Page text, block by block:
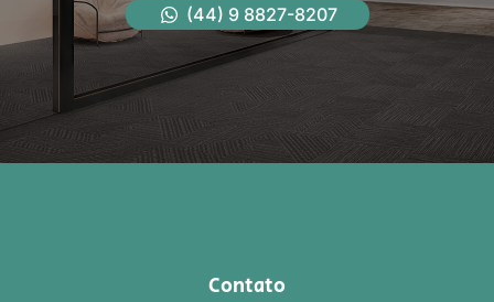
(44) 9 8827-8207
Contato